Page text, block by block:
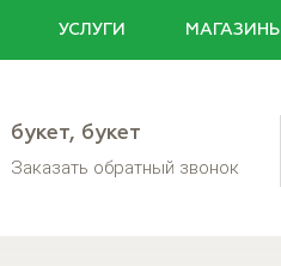
УСЛУГИ МАГАЗИНЫ
букет, букет
Заказать обратный звонок